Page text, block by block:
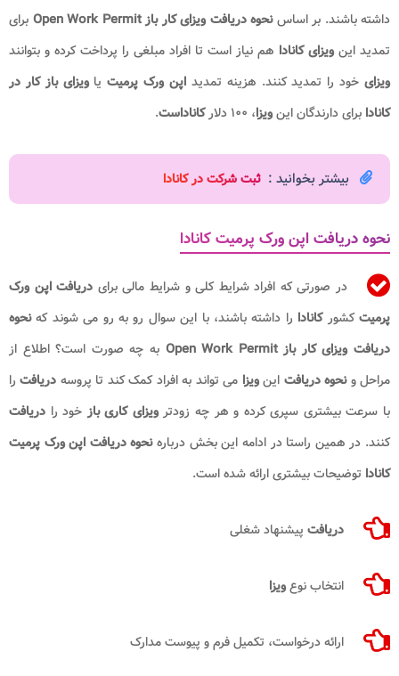
داشته باشند. بر اساسنحوه دریافت ویزای کار باز Open Work Permit
برای
تمدید این ویزای کانادا هم نیاز است تا افراد مبلغی را پرداخت کرده و بتوانند
ویزای خود را تمدید کنند. هزینه تمدید اپن ورک پرمیتیا ویزای باز کار در
کانادا برای دارندگان اینویزا، ۱۰۰ دلار کاناداست.
بیشتر بخوانید : ثبت شرکت در کانادا
نحوه دریافت اپن ورک پرمیت کانادا
در صورتی که افراد شرایط کلی و شرایط مالی برای دریافت اپن ورک
پرمیتکشورکانادا را داشته باشند، با این سوال رو به رو می شوند کهنحوه
دریافت ویزای کار باز Open Work Permit
به چه صورت است؟ اطلاع از
مراحل ونحوه دریافت اینویزا می تواند به افراد کمک کند تا پروسه دریافت را
با سرعت بیشتری سپری کرده و هر چه زودترویزای کاری باز خود را دریافت
کنند. در همین راستا در ادامه این بخش دربارهنحوه دریافت اپن ورک پرمیت
کانادا توضیحات بیشتری ارائه شده است.
دریافت پیشنهاد شغلی
انتخاب نوعویزا
ارائه درخواست، تکمیل فرم و پیوست مدارک